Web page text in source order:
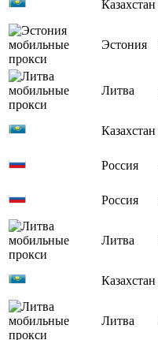
Казахстан
Эстония
Литва
Казахстан
Россия
Россия
Литва
Казахстан
Литва